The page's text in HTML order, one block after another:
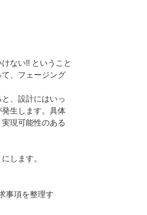
ない!! ということ
、フェージング
、設計にはいっ
生します。具体
現可能性のある
します。
事項を整理す